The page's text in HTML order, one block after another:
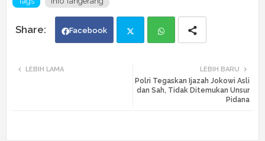
Facebook
tte ats
LEBIH BARU
Polri Tegaskan Ijazah Jokowi Asli
dan Sah, Tidak Ditemukan Unsur
Pidana
LEBIH LAMA